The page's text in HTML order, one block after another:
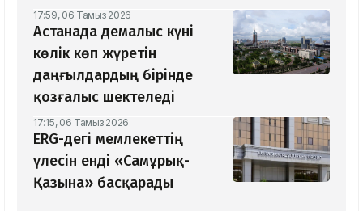
17:59, 06 Тамыз 2026
Астанада демалыс күні
көлік көп жүретін
даңғылдардың бірінде
қозғалыс шектеледі
17:15, 06 Тамыз 2026
ERG-дегі мемлекеттің
үлесін енді «Самұрық-
Қазына» басқарады